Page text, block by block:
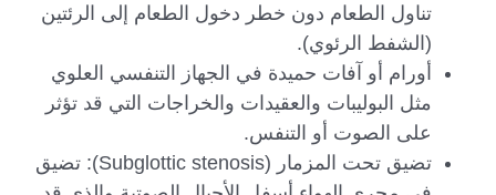
تناول الطعام دون خطر دخول الطعام إلى الرئتين
(الشفط الرئوي).
أورام أو آفات حميدة في الجهاز التنفسي العلوي
مثل البوليبات والعقيدات والخراجات التي قد تؤثر
على الصوت أو التنفس.
تضيق تحت المزمار (Subglottic stenosis): تضيق